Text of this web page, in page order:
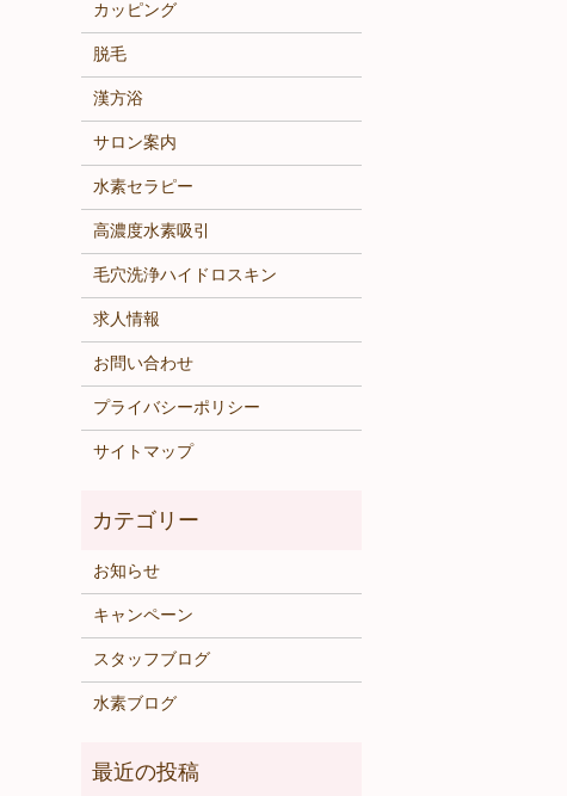
カッピング
脱毛
漢方浴
サロン案内
水素セラピー
高濃度水素吸引
毛穴洗浄ハイドロスキン
求人情報
お問い合わせ
プライバシーポリシー
サイトマップ
お知らせ
キャンペーン
スタッフブログ
水素ブログ